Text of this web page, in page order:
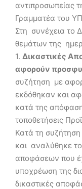
αντιπροσωπείας
Γραμματέα του
Στη συνέχεια το
θεμάτων της
1. Δικαστικές
αφορούν
συζήτηση με
εκδόθηκαν και
κατά της
τοποθετήσεις
Κατά τη
και αναλύθηκε
αποφάσεων που
υποχρέωση της
δικαστικές